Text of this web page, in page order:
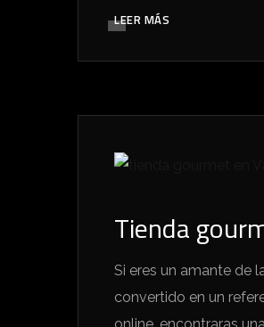
LEER MÁS
Tienda
Si eres un amante de
convertido en un
online, encontraras